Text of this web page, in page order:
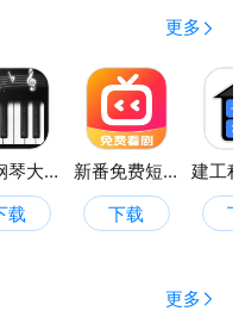
精准检索，输入代码
速理解罚单内容，合
，包括今日油价和涨跌
区的油价动态，合理规
本。
更多
黑白钢琴大师
载
新番免费短剧
下载
更多